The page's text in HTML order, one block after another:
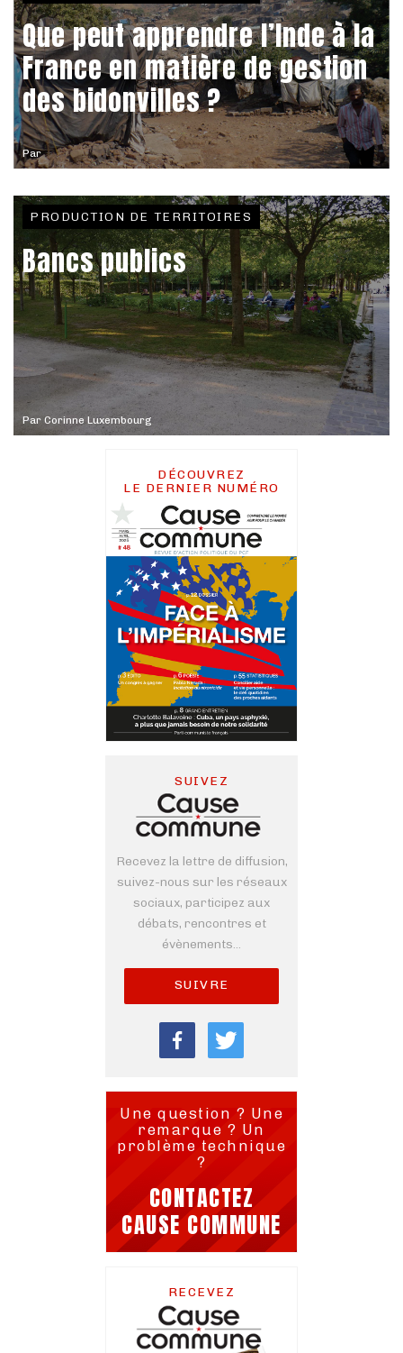
Par
Que peut apprendre l’Inde à la
France en matière de gestion
des bidonvilles ?
Par Corinne Luxembourg
PRODUCTION DE TERRITOIRES
Bancs publics
DÉCOUVREZ
LE DERNIER NUMÉRO
SUIVEZ
Recevez la lettre de diffusion,
suivez-nous sur les réseaux
sociaux, participez aux
débats, rencontres et
évènements...
SUIVRE
Une question ? Une
remarque ? Un
problème technique
?
CONTACTEZ
CAUSE COMMUNE
RECEVEZ